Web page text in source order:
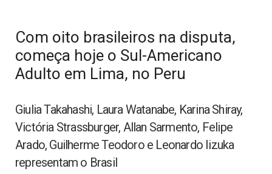
Com oito brasileiros na disputa,
começa hoje o Sul-Americano
Adulto em Lima, no Peru
Giulia Takahashi, Laura Watanabe, Karina Shiray,
Victória Strassburger, Allan Sarmento, Felipe
Arado, Guilherme Teodoro e Leonardo Iizuka
representam o Brasil